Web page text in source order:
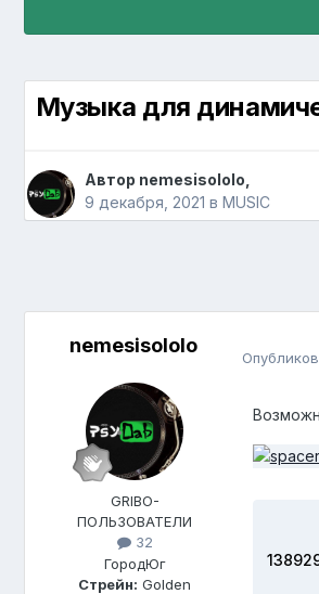
Музыка для
Автор nemesisololo
9 декабря, 2021 в MUSIC
nemesisololo
GRIBO-
ПОЛЬЗОВАТЕЛИ
32
ГородЮг
Стрейн: Golden